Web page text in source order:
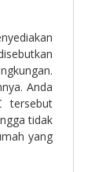
Anda
tersebut
tidak
yang